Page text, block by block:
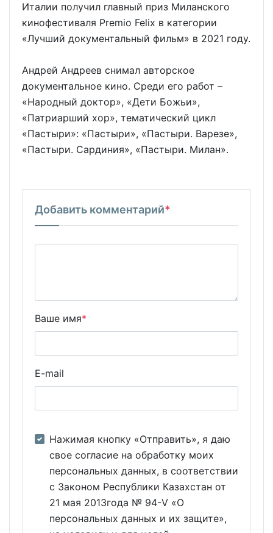
Италии получил главный приз Миланского
кинофестиваля Premio Felix в категории
«Лучший документальный фильм» в 2021 году.
Андрей Андреев снимал авторское
документальное кино. Среди его работ –
«Народный доктор», «Дети Божьи»,
«Патриарший хор», тематический цикл
«Пастыри»: «Пастыри», «Пастыри. Варезе»,
«Пастыри. Сардиния», «Пастыри. Милан».
Добавить комментарий*
Ваше имя*
E-mail
Нажимая кнопку «Отправить», я даю
свое согласие на обработку моих
персональных данных, в соответствии
с Законом Республики Казахстан от
21 мая 2013года № 94-V «О
персональных данных и их защите»,